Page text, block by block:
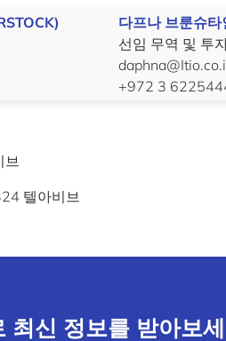
다프나 브룬슈
선임 무역 및 투
+972 3
브
텔아비브
최신 정보를 받아보세